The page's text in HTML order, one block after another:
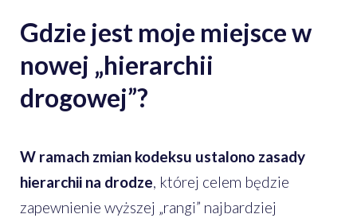
Gdzie jest moje miejsce w
nowej „hierarchii
drogowej”?
W ramach zmian kodeksu ustalono zasady
hierarchii na drodze, której celem będzie
zapewnienie wyższej „rangi” najbardziej